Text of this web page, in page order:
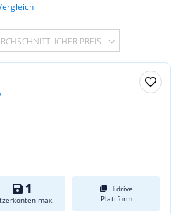
PREIS
1
max.
Hidrive
Plattform